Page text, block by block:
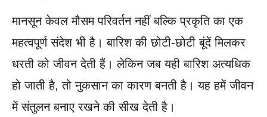
मानसून केवल मौसम परिवर्तन नहीं बल्कि प्रकृति का एक
महत्वपूर्ण संदेश भी है। बारिश की छोटी-छोटी बूंदें मिलकर
धरती को जीवन देती हैं। लेकिन जब यही बारिश अत्यधिक
हो जाती है, तो नुकसान का कारण बनती है। यह हमें जीवन
में संतुलन बनाए रखने की सीख देती है।